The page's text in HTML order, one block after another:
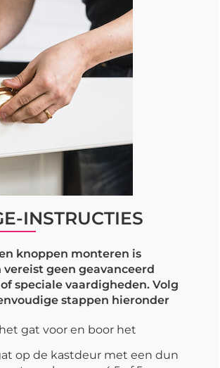
INSTRUCTIES
knoppen monteren is
geen geavanceerd
speciale vaardigheden. Volg
stappen hieronder
gat voor en boor het
op de kastdeur met een dun